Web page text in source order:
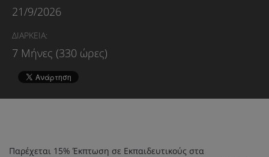
21/9/2026
ΔΙΑΡΚΕΙΑ:
7 Μήνες (330 ώρες)
Παρέχεται 15% Έκπτωση σε Εκπαιδευτικούς στα